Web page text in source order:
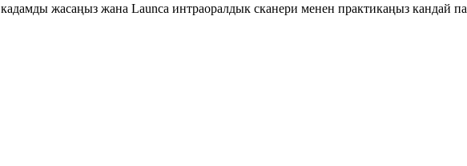
жасаңыз жана Launca интраоралдык сканери менен практикаңыз кандай